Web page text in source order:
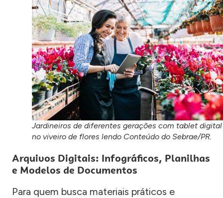
Jardineiros de diferentes gerações com tablet digital
no viveiro de flores lendo Conteúdo do Sebrae/PR.
Arquivos Digitais: Infográficos, Planilhas
e Modelos de Documentos
Para quem busca materiais práticos e